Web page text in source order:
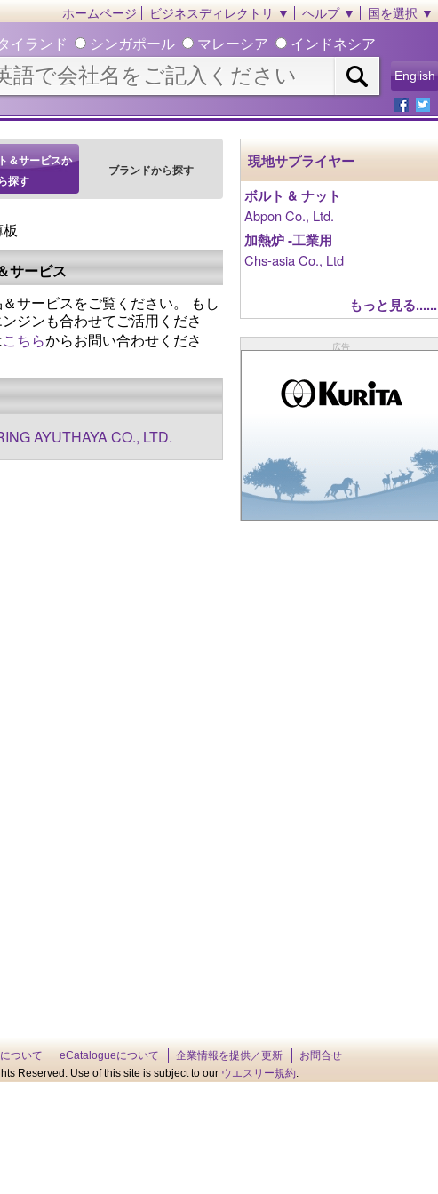
ホームページ ビジネスディレクトリ ▼ ヘルプ ▼ 国を選択 ▼
イランド シンガポール マレーシア インドネシア
English
＆サービスか
ら探す
ブランドから探す
サービス
サービスをご覧ください。 もし
ジンも合わせてご活用くださ
こちらからお問い合わせくださ
AYUTHAYA CO., LTD.
現地サプライヤー
ボルト & ナット
Abpon Co., Ltd.
加熱炉 ‐工業用
Chs-asia Co., Ltd
もっと見る......
広告
ついて eCatalogueについて 企業情報を提供／更新
お問合せ
Reserved. Use of this site is subject to our ウエスリー規約.